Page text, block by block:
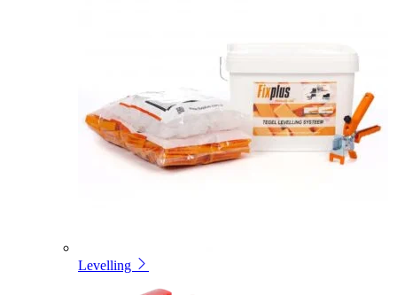
Levelling